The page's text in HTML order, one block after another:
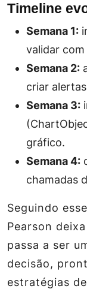
Timeline
Semana 1:
validar
Semana 2:
criar
Semana 3:
gráfico.
Semana 4:
chamadas
Seguindo
Pearson
passa a ser
decisão,
estratégias